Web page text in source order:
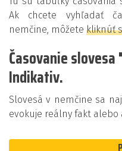
Ak chcete vyhľadať
nemčine, môžete kliknúť
Časovanie
Indikativ.
Slovesá v nemčine sa
evokuje reálny fakt alebo